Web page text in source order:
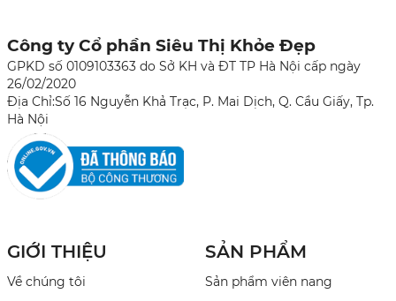
Công ty Cổ phần Siêu Thị Khỏe Đẹp
GPKD số 0109103363 do Sở KH và ĐT TP Hà Nội cấp ngày
26/02/2020
Địa Chỉ:Số 16 Nguyễn Khả Trạc, P. Mai Dịch, Q. Cầu Giấy, Tp.
Hà Nội
GIỚI THIỆU
Về chúng tôi
SẢN PHẨM
Sản phẩm viên nang